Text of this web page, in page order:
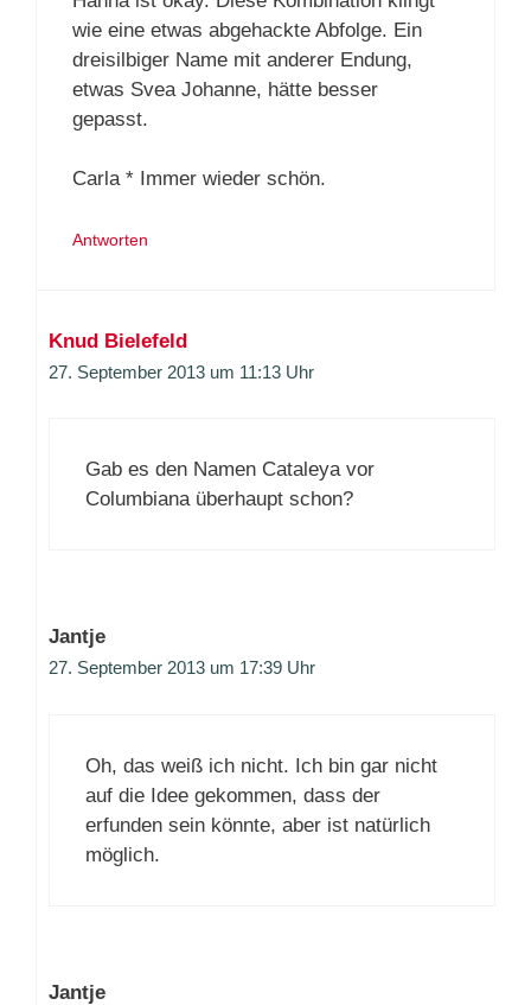
wie eine etwas abgehackte Abfolge. Ein
dreisilbiger Name mit anderer Endung,
etwas Svea Johanne, hätte besser
gepasst.
Carla * Immer wieder schön.
Antworten
Knud Bielefeld
27. September 2013 um 11:13 Uhr
Gab es den Namen Cataleya vor
Columbiana überhaupt schon?
Jantje
27. September 2013 um 17:39 Uhr
Oh, das weiß ich nicht. Ich bin gar nicht
auf die Idee gekommen, dass der
erfunden sein könnte, aber ist natürlich
möglich.
Jantje